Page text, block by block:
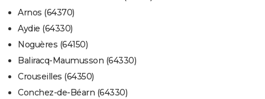
Arnos (64370)
Aydie (64330)
Noguères (64150)
Baliracq-Maumusson (64330)
Crouseilles (64350)
Conchez-de-Béarn (64330)